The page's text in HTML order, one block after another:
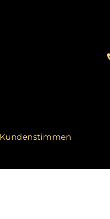
Kundenstimmen